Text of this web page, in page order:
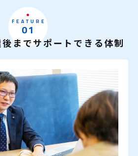
FEATURE
01
までサポートできる体制